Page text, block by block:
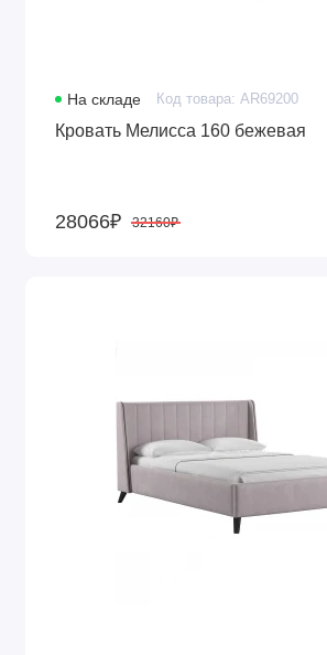
На складе Код товара: AR69200
Кровать Мелисса 160 бежевая
28066₽ 32160₽